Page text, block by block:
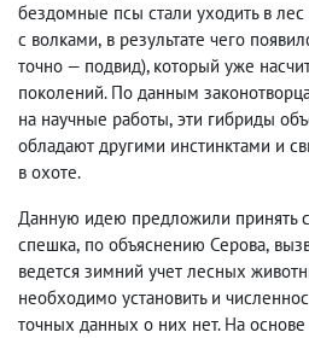
бездомные псы стали уходить в лес
с волками, в результате чего
точно — подвид), который уже
поколений. По данным
на научные работы, эти гибриды
обладают другими инстинктами и
в охоте.
Данную идею предложили принять
спешка, по объяснению Серова,
ведется зимний учет лесных
необходимо установить и
точных данных о них нет. На основе